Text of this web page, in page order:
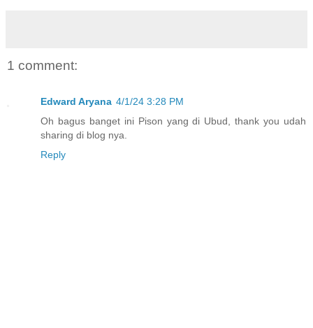
1 comment:
Edward Aryana 4/1/24 3:28 PM
Oh bagus banget ini Pison yang di Ubud, thank you udah
sharing di blog nya.
Reply